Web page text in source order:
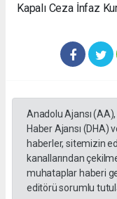
Kapalı Ceza İnfaz
Anadolu Ajansı
Haber Ajansı (DHA)
haberler, sitemizin
kanallarından
muhataplar haberi
editörü sorumlu